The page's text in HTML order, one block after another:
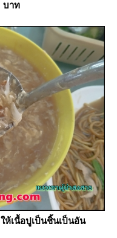
บาท
เนื้อปูเป็นชิ้นเป็นอัน